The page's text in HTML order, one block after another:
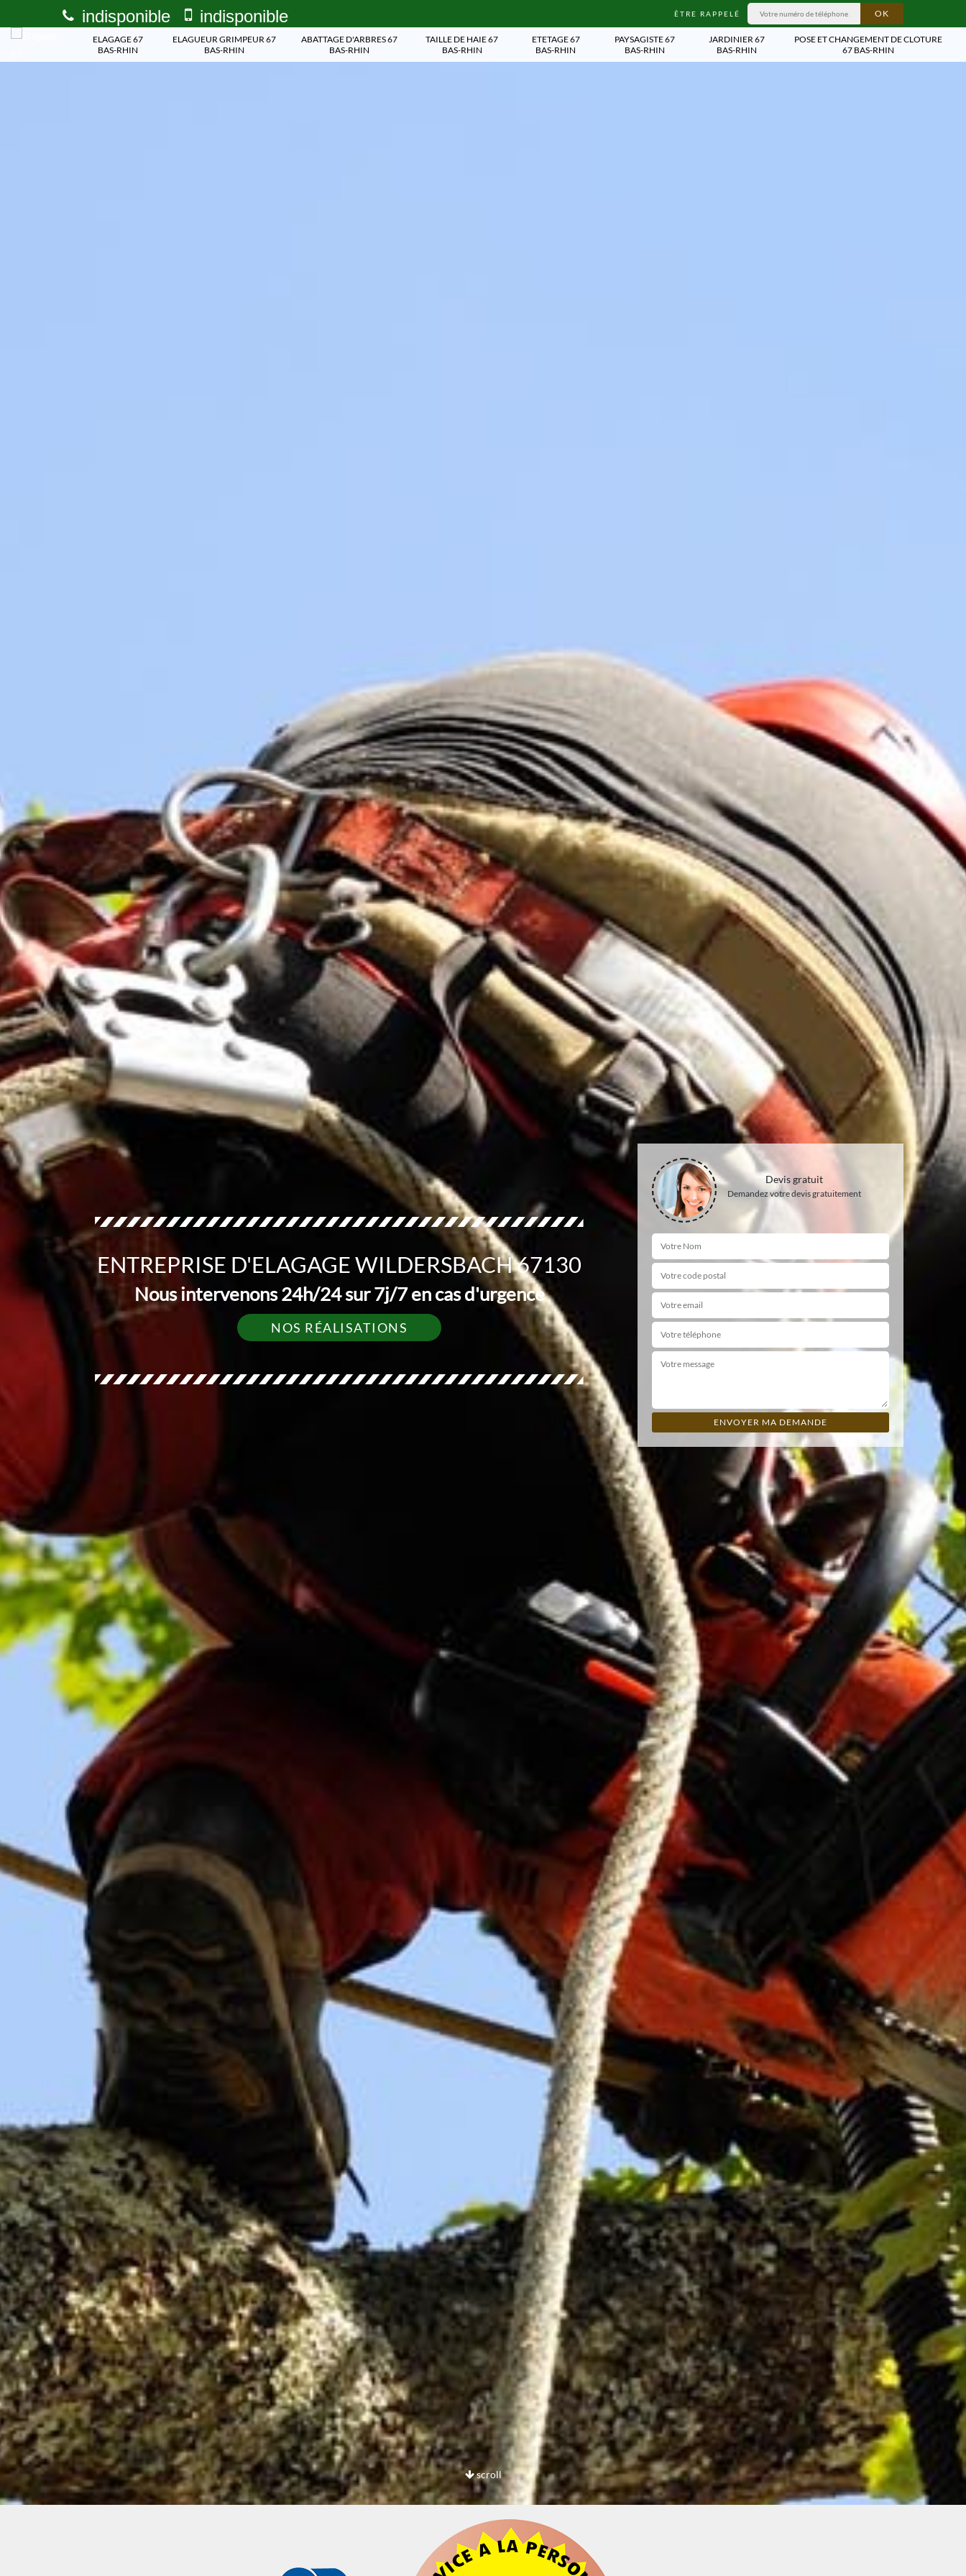
indisponible indisponible ÊTRE RAPPELÉ
ELAGAGE 67
BAS-RHIN
ELAGUEUR GRIMPEUR 67
BAS-RHIN
ABATTAGE D'ARBRES 67
BAS-RHIN
TAILLE DE HAIE 67
BAS-RHIN
ETETAGE 67
BAS-RHIN
PAYSAGISTE 67
BAS-RHIN
JARDINIER 67
BAS-RHIN
POSE ET CHANGEMENT DE CLOTURE
67 BAS-RHIN
scroll
ENTREPRISE D'ELAGAGE WILDERSBACH 67130
Nous intervenons 24h/24 sur 7j/7 en cas d'urgence
NOS RÉALISATIONS
Devis gratuit
Demandez votre devis gratuitement